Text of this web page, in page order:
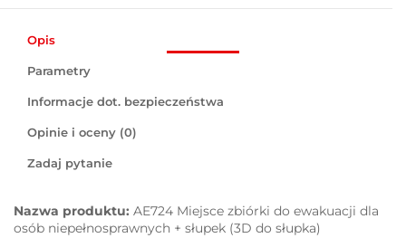
Opis
Parametry
Informacje dot. bezpieczeństwa
Opinie i oceny (0)
Zadaj pytanie
Nazwa produktu: AE724 Miejsce zbiórki do ewakuacji dla
osób niepełnosprawnych + słupek (3D do słupka)